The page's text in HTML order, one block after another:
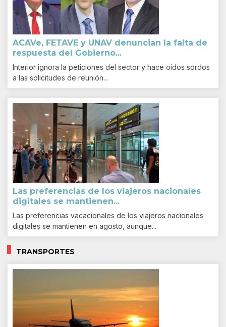
ACAVe, FETAVE y UNAV denuncian la falta de
respuesta del Gobierno...
Interior ignora la peticiones del sector y hace oídos sordos
a las solicitudes de reunión...
Las preferencias de los viajeros nacionales
digitales se mantienen...
Las preferencias vacacionales de los viajeros nacionales
digitales se mantienen en agosto, aunque...
TRANSPORTES